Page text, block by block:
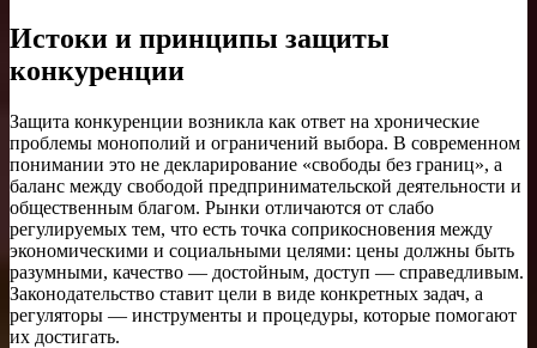
Истоки и принципы защиты
конкуренции
Защита конкуренции возникла как ответ на хронические
проблемы монополий и ограничений выбора. В современном
понимании это не декларирование «свободы без границ», а
баланс между свободой предпринимательской деятельности и
общественным благом. Рынки отличаются от слабо
регулируемых тем, что есть точка соприкосновения между
экономическими и социальными целями: цены должны быть
разумными, качество — достойным, доступ — справедливым.
Законодательство ставит цели в виде конкретных задач, а
регуляторы — инструменты и процедуры, которые помогают
их достигать.